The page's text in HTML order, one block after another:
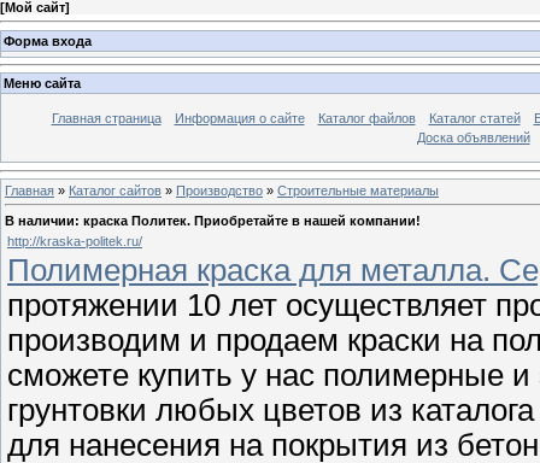
[Мой сайт]
Форма входа
Меню сайта
Главная страница Информация о сайте Каталог файлов Каталог статей
Доска объявлений
Главная » Каталог сайтов » Производство » Строительные материалы
В наличии: краска Политек. Приобретайте в нашей компании!
http://kraska-politek.ru/
Полимерная краска для металла.
протяжении 10 лет осуществляет
производим и продаем краски на
сможете купить у нас полимерные
грунтовки любых цветов из
для нанесения на покрытия из